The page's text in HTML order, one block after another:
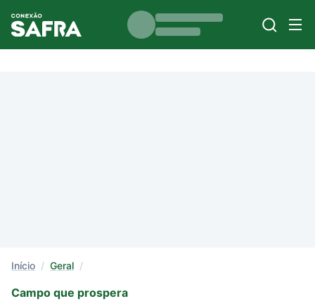
Início / Geral /
Campo que prospera